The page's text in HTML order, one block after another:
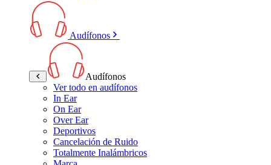
Audífonos
Audífonos
Ver todo en audífonos
In Ear
On Ear
Over Ear
Deportivos
Cancelación de Ruido
Totalmente Inalámbricos